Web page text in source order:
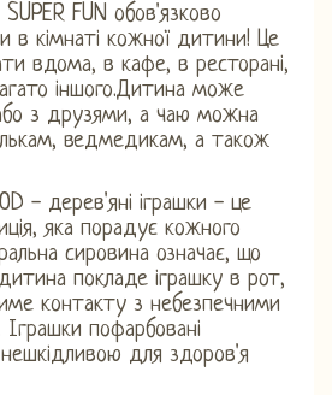
FUN обов'язково
в кімнаті кожної дитини! Це
вдома, в кафе, в ресторані,
іншого.Дитина може
з друзями, а чаю можна
ведмедикам, а також
- дерев'яні іграшки - це
яка порадує кожного
сировина означає, що
покладе іграшку в рот,
контакту з небезпечними
Іграшки пофарбовані
нешкідливою для здоров'я